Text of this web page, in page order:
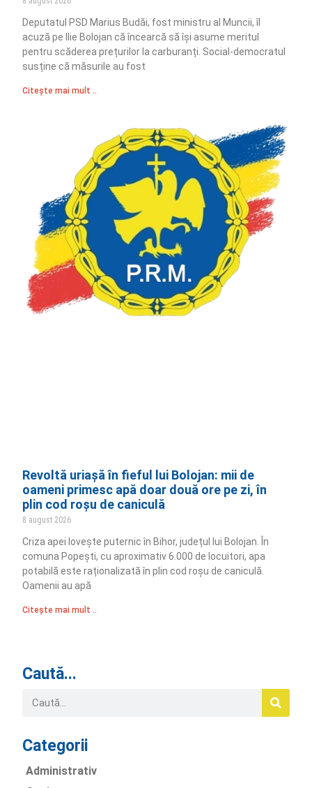
Deputatul PSD Marius Budăi, fost ministru al Muncii, îl
acuză pe Ilie Bolojan că încearcă să își asume meritul
pentru scăderea prețurilor la carburanți. Social-democratul
susține că măsurile au fost
Citește mai mult ..
Revoltă uriașă în fieful lui Bolojan: mii de
oameni primesc apă doar două ore pe zi, în
plin cod roșu de caniculă
8 august 2026
Criza apei lovește puternic în Bihor, județul lui Bolojan. În
comuna Popești, cu aproximativ 6.000 de locuitori, apa
potabilă este raționalizată în plin cod roșu de caniculă.
Oamenii au apă
Citește mai mult ..
Caută...
Categorii
Administrativ